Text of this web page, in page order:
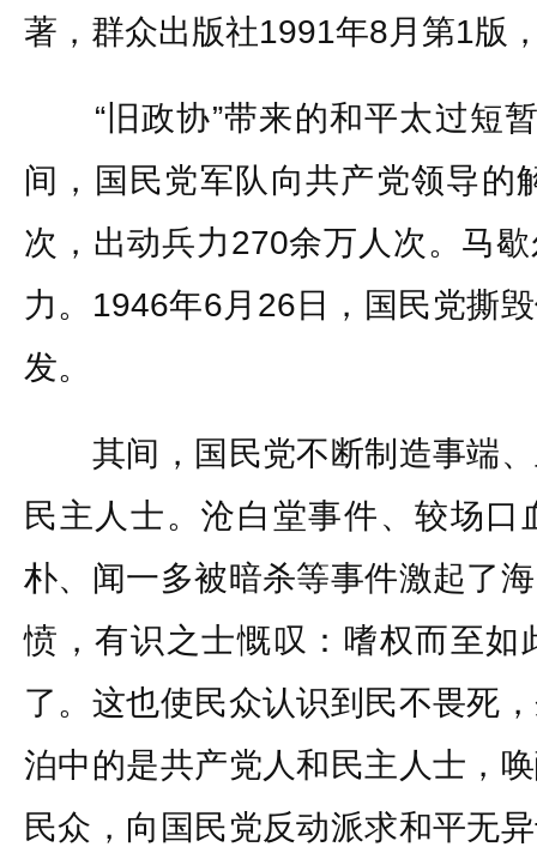
著，群众出版社1991年8月第1版
“旧政协”带来的和平太过短
间，国民党军队向共产党领导的
次，出动兵力270余万人次。马
力。1946年6月26日，国民党撕
发。
其间，国民党不断制造事端、
民主人士。沧白堂事件、较场
朴、闻一多被暗杀等事件激起了
愤，有识之士慨叹：嗜权而至如
了。这也使民众认识到民不畏死
泊中的是共产党人和民主人士，
民众，向国民党反动派求和平无